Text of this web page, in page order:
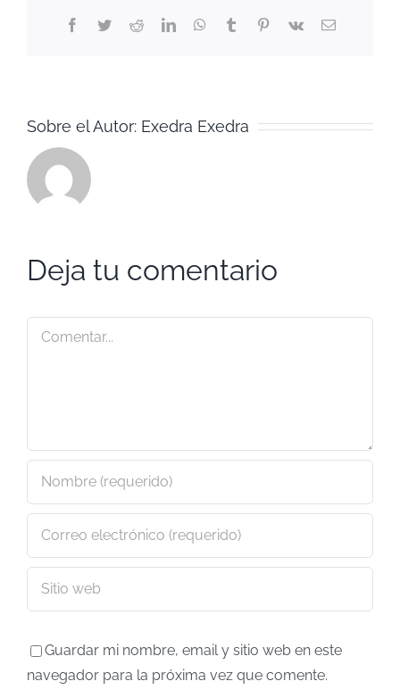
Facebook
TwitterRedditLinkedInWhatsApp
TumblrPinterest
Vk
Correo
Sobre el Autor: Exedra Exedra
Deja tu comentario
Comentar
Guardar mi nombre, email y sitio web en este
navegador para la próxima vez que comente.